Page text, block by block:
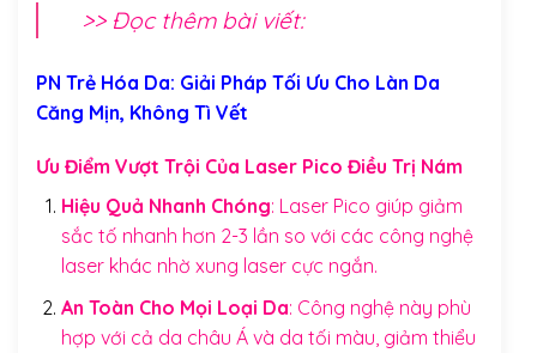
>> Đọc thêm bài viết:
PN Trẻ Hóa Da: Giải Pháp Tối Ưu Cho Làn Da
Căng Mịn, Không Tì Vết
Ưu Điểm Vượt Trội Của Laser Pico Điều Trị Nám
Hiệu Quả Nhanh Chóng: Laser Pico giúp giảm
sắc tố nhanh hơn 2-3 lần so với các công nghệ
laser khác nhờ xung laser cực ngắn.
An Toàn Cho Mọi Loại Da: Công nghệ này phù
hợp với cả da châu Á và da tối màu, giảm thiểu